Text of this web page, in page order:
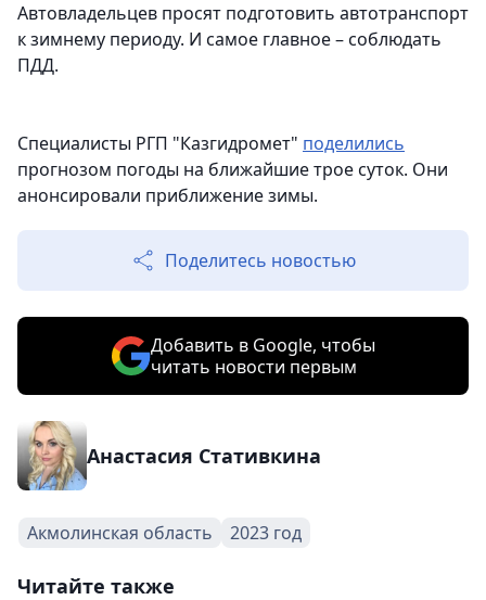
Автовладельцев просят подготовить автотранспорт
к зимнему периоду. И самое главное – соблюдать
ПДД.
Специалисты РГП "Казгидромет" поделились
прогнозом погоды на ближайшие трое суток. Они
анонсировали приближение зимы.
Поделитесь новостью
Добавить в Google, чтобы
читать новости первым
Анастасия Стативкина
Акмолинская область 2023 год
Читайте также